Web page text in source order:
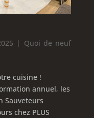
| Quoi de neuf
cuisine !
annuel, les
Sauveteurs
chez PLUS